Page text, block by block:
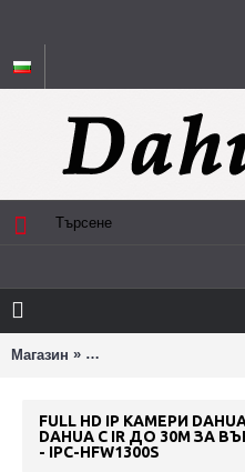
Магазин » 3MP IP булет камера
FULL HD IP КАМЕРИ
DAHUA С IR ДО 30M ЗА
- IPC-HFW1300S